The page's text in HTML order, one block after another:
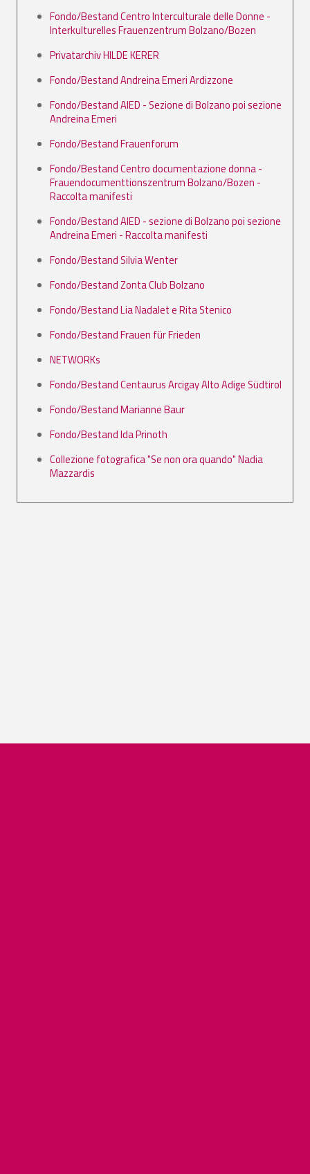
Fondo/Bestand Centro Interculturale delle Donne -
Interkulturelles Frauenzentrum Bolzano/Bozen
Privatarchiv HILDE KERER
Fondo/Bestand Andreina Emeri Ardizzone
Fondo/Bestand AIED - Sezione di Bolzano poi sezione
Andreina Emeri
Fondo/Bestand Frauenforum
Fondo/Bestand Centro documentazione donna -
Frauendocumenttionszentrum Bolzano/Bozen -
Raccolta manifesti
Fondo/Bestand AIED - sezione di Bolzano poi sezione
Andreina Emeri - Raccolta manifesti
Fondo/Bestand Silvia Wenter
Fondo/Bestand Zonta Club Bolzano
Fondo/Bestand Lia Nadalet e Rita Stenico
Fondo/Bestand Frauen für Frieden
NETWORKs
Fondo/Bestand Centaurus Arcigay Alto Adige Südtirol
Fondo/Bestand Marianne Baur
Fondo/Bestand Ida Prinoth
Collezione fotografica "Se non ora quando" Nadia
Mazzardis